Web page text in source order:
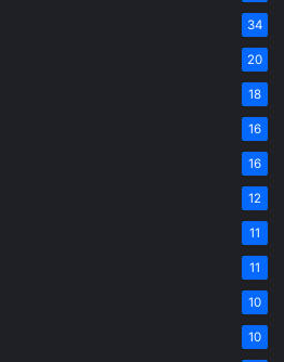
34
20
18
16
16
12
11
11
10
10